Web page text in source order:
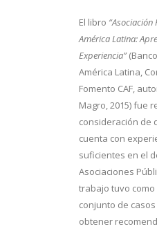
El libro
América Latina:
Experiencia”
América Latina,
Fomento CAF,
Magro, 2015) fue
consideración de
cuenta con
suficientes en el
Asociaciones
trabajo tuvo
conjunto de
obtener